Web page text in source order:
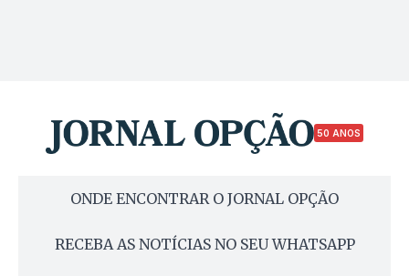
50 ANOS
ONDE ENCONTRAR O JORNAL OPÇÃO
RECEBA AS NOTÍCIAS NO SEU WHATSAPP